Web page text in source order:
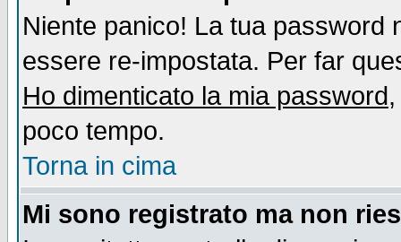
Niente panico! La tua
essere re-impostata. Per far
Ho dimenticato la mia password
poco tempo.
Torna in cima
Mi sono registrato ma non